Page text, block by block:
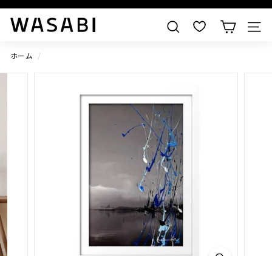
すべての作品を見る
W
S
A
検索
ホーム /